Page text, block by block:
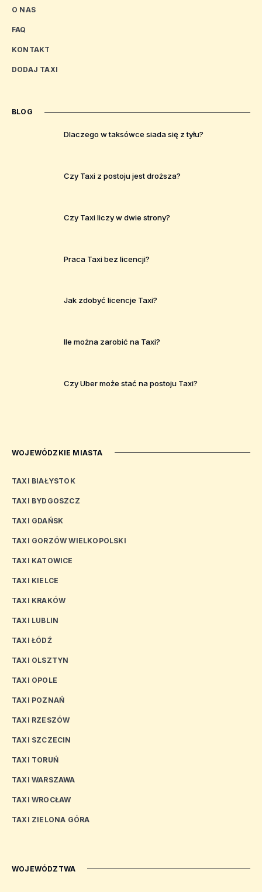
O NAS
FAQ
KONTAKT
DODAJ TAXI
BLOG
Dlaczego w taksówce siada się z tyłu?
Czy Taxi z postoju jest droższa?
Czy Taxi liczy w dwie strony?
Praca Taxi bez licencji?
Jak zdobyć licencje Taxi?
Ile można zarobić na Taxi?
Czy Uber może stać na postoju Taxi?
WOJEWÓDZKIE MIASTA
TAXI BIAŁYSTOK
TAXI BYDGOSZCZ
TAXI GDAŃSK
TAXI GORZÓW WIELKOPOLSKI
TAXI KATOWICE
TAXI KIELCE
TAXI KRAKÓW
TAXI LUBLIN
TAXI ŁÓDŹ
TAXI OLSZTYN
TAXI OPOLE
TAXI POZNAŃ
TAXI RZESZÓW
TAXI SZCZECIN
TAXI TORUŃ
TAXI WARSZAWA
TAXI WROCŁAW
TAXI ZIELONA GÓRA
WOJEWÓDZTWA